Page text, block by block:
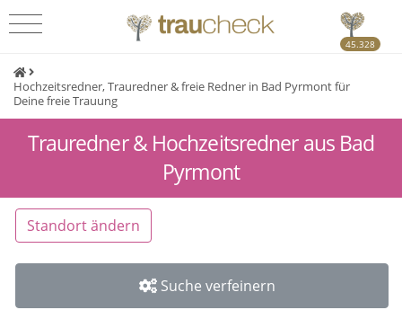
45.328
Hochzeitsredner, Trauredner & freie Redner in Bad Pyrmont für
Deine freie Trauung
Trauredner & Hochzeitsredner aus Bad
Pyrmont
Standort ändern
Suche verfeinern